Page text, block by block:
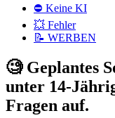
⛔ Keine KI
💥 Fehler
📝 WERBEN
🧐 Geplantes
unter 14-
Fragen auf.